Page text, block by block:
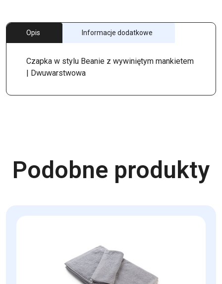
Opis Informacje dodatkowe
Czapka w stylu Beanie z wywiniętym mankietem
| Dwuwarstwowa
Podobne produkty